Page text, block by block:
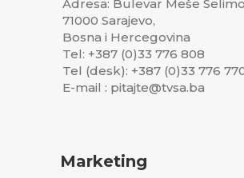
Adresa: Bulevar Meše
71000 Sarajevo,
Bosna i Hercegovina
Tel: +387 (0)33 776 808
Tel (desk): +387 (0)33 776
E-mail : pitajte@tvsa.ba
Marketing